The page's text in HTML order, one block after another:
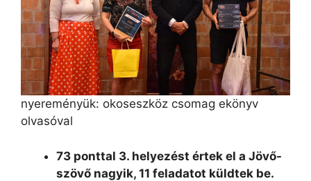
nyereményük: okoseszköz csomag ekönyv
olvasóval
73 ponttal 3. helyezést értek el a Jövő-
szövő nagyik, 11 feladatot küldtek be.